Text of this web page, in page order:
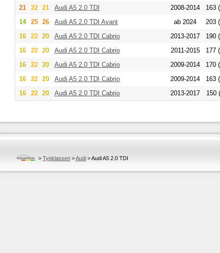
21
22 21 Audi A5 2.0 TDI 2008-2014
163
14
25 26 Audi A5 2.0 TDI Avant ab 2024
203
16
22 20 Audi A5 2.0 TDI Cabrio 2013-2017
190
16
22 20 Audi A5 2.0 TDI Cabrio 2011-2015
177
16
22 20 Audi A5 2.0 TDI Cabrio 2009-2014
170
16
22 20 Audi A5 2.0 TDI Cabrio 2009-2014
163
16
22 20 Audi A5 2.0 TDI Cabrio 2013-2017 150
> Typklassen >Audi >Audi A5 2.0 TDI